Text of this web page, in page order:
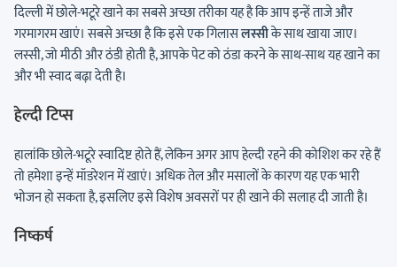
दिल्ली में छोले-भटूरे खाने का सबसे अच्छा तरीका यह है कि आप इन्हें ताजे और
गरमागरम खाएं। सबसे अच्छा है कि इसे एक गिलासलस्सीके साथ खाया जाए।
लस्सी, जो मीठी और ठंडी होती है, आपके पेट को ठंडा करने के साथ-साथ यह खाने का
और भी स्वाद बढ़ा देती है।
हेल्दी टिप्स
हालांकि छोले-भटूरे स्वादिष्ट होते हैं, लेकिन अगर आप हेल्दी रहने की कोशिश कर रहे हैं
तो हमेशा इन्हें मॉडरेशन में खाएं। अधिक तेल और मसालों के कारण यह एक भारी
भोजन हो सकता है, इसलिए इसे विशेष अवसरों पर ही खाने की सलाह दी जाती है।
निष्कर्ष